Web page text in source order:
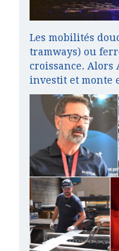
Les mobilités
tramways) ou
croissance. Alors
investit et monte